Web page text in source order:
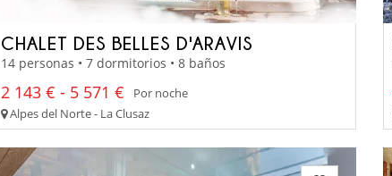
CHALET DES BELLES D'ARAVIS
14 personas • 7 dormitorios • 8 baños
2 143 € - 5 571 €
Por noche
Alpes del Norte - La Clusaz